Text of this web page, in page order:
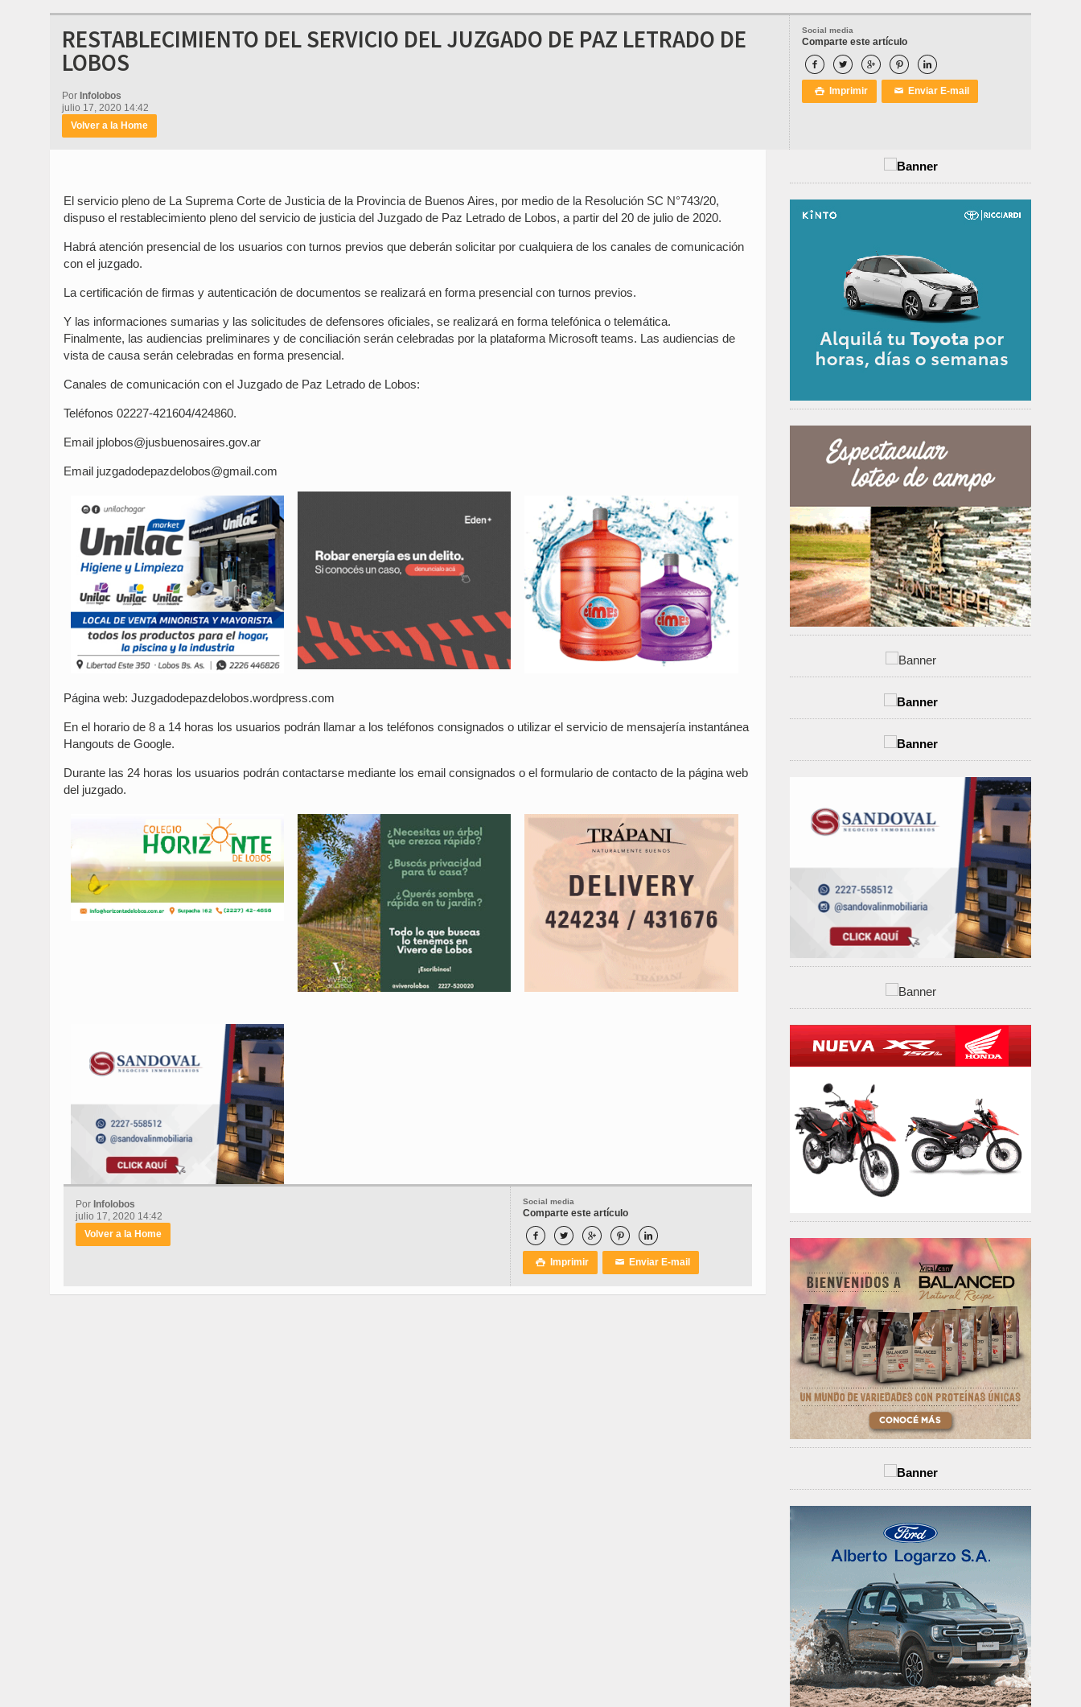
Social media
Comparte este artículo
    
 Imprimir ✉ Enviar E-mail
RESTABLECIMIENTO DEL SERVICIO DEL JUZGADO DE PAZ LETRADO DE
LOBOS
Por Infolobos
julio 17, 2020 14:42
Volver a la Home
El servicio pleno de La Suprema Corte de Justicia de la Provincia de Buenos Aires, por medio de la Resolución SC N°743/20,
dispuso el restablecimiento pleno del servicio de justicia del Juzgado de Paz Letrado de Lobos, a partir del 20 de julio de 2020.
Habrá atención presencial de los usuarios con turnos previos que deberán solicitar por cualquiera de los canales de comunicación
con el juzgado.
La certificación de firmas y autenticación de documentos se realizará en forma presencial con turnos previos.
Y las informaciones sumarias y las solicitudes de defensores oficiales, se realizará en forma telefónica o telemática.
Finalmente, las audiencias preliminares y de conciliación serán celebradas por la plataforma Microsoft teams. Las audiencias de
vista de causa serán celebradas en forma presencial.
Canales de comunicación con el Juzgado de Paz Letrado de Lobos:
Teléfonos 02227-421604/424860.
Email jplobos@jusbuenosaires.gov.ar
Email juzgadodepazdelobos@gmail.com
Página web: Juzgadodepazdelobos.wordpress.com
En el horario de 8 a 14 horas los usuarios podrán llamar a los teléfonos consignados o utilizar el servicio de mensajería instantánea
Hangouts de Google.
Durante las 24 horas los usuarios podrán contactarse mediante los email consignados o el formulario de contacto de la página web
del juzgado.
Social media
Comparte este artículo
    
 Imprimir ✉ Enviar E-mail
Por Infolobos
julio 17, 2020 14:42
Volver a la Home